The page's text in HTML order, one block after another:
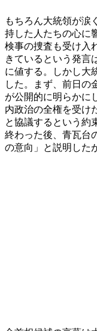
もちろん大統領が涙
持した人たちの心に
検事の捜査も受け入
きているという発言
に値する。しかし大
した。まず、前日の
が公開的に明らかに
内政治の全権を受け
と協議するという約
終わった後、青瓦台
の意向」と説明した